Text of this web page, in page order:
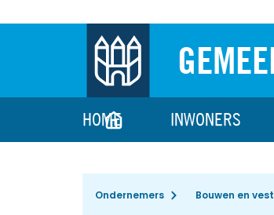
HOME INWONERS
Ondernemers Bouwen en